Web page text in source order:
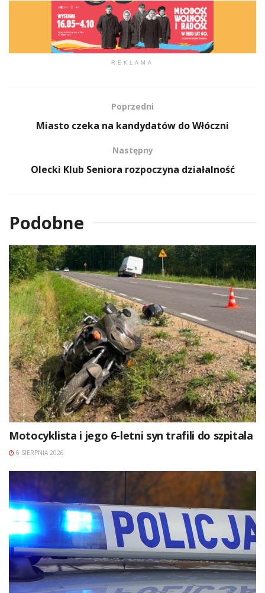
REKLAMA
Poprzedni
Miasto czeka na kandydatów do Włóczni
Następny
Olecki Klub Seniora rozpoczyna działalność
Podobne
Motocyklista i jego 6-letni syn trafili do szpitala
6 SIERPNIA 2026